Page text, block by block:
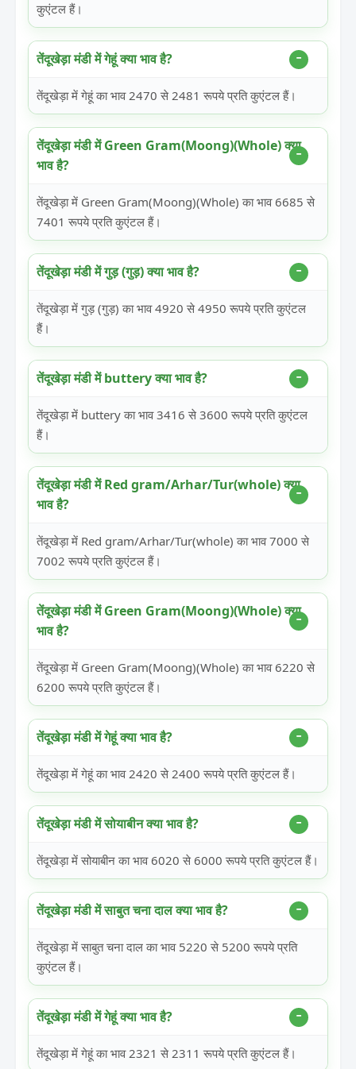
कुएंटल हैं।
तेंदूखेड़ा मंडी में गेहूं क्या भाव है?
तेंदूखेड़ा में गेहूं का भाव 2470 से 2481 रूपये प्रति कुएंटल हैं।
तेंदूखेड़ा मंडी में Green Gram(Moong)(Whole) क्या
भाव है?
तेंदूखेड़ा में Green Gram(Moong)(Whole) का भाव 6685 से
7401 रूपये प्रति कुएंटल हैं।
तेंदूखेड़ा मंडी में गुड़ (गुड़) क्या भाव है?
तेंदूखेड़ा में गुड़ (गुड़) का भाव 4920 से 4950 रूपये प्रति कुएंटल
हैं।
तेंदूखेड़ा मंडी में buttery क्या भाव है?
तेंदूखेड़ा में buttery का भाव 3416 से 3600 रूपये प्रति कुएंटल
हैं।
तेंदूखेड़ा मंडी में Red gram/Arhar/Tur(whole) क्या
भाव है?
तेंदूखेड़ा में Red gram/Arhar/Tur(whole) का भाव 7000 से
7002 रूपये प्रति कुएंटल हैं।
तेंदूखेड़ा मंडी में Green Gram(Moong)(Whole) क्या
भाव है?
तेंदूखेड़ा में Green Gram(Moong)(Whole) का भाव 6220 से
6200 रूपये प्रति कुएंटल हैं।
तेंदूखेड़ा मंडी में गेहूं क्या भाव है?
तेंदूखेड़ा में गेहूं का भाव 2420 से 2400 रूपये प्रति कुएंटल हैं।
तेंदूखेड़ा मंडी में सोयाबीन क्या भाव है?
तेंदूखेड़ा में सोयाबीन का भाव 6020 से 6000 रूपये प्रति कुएंटल हैं।
तेंदूखेड़ा मंडी में साबुत चना दाल क्या भाव है?
तेंदूखेड़ा में साबुत चना दाल का भाव 5220 से 5200 रूपये प्रति
कुएंटल हैं।
तेंदूखेड़ा मंडी में गेहूं क्या भाव है?
तेंदूखेड़ा में गेहूं का भाव 2321 से 2311 रूपये प्रति कुएंटल हैं।